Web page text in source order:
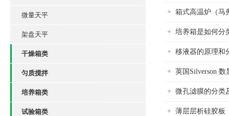
微量天平
架盘天平
干燥箱类
匀质搅拌
培养箱类
试验箱类
箱式高温炉（马
培养箱是如何分
移液器的原理和
英国Silverson
微孔滤膜的分类
薄层层析硅胶板